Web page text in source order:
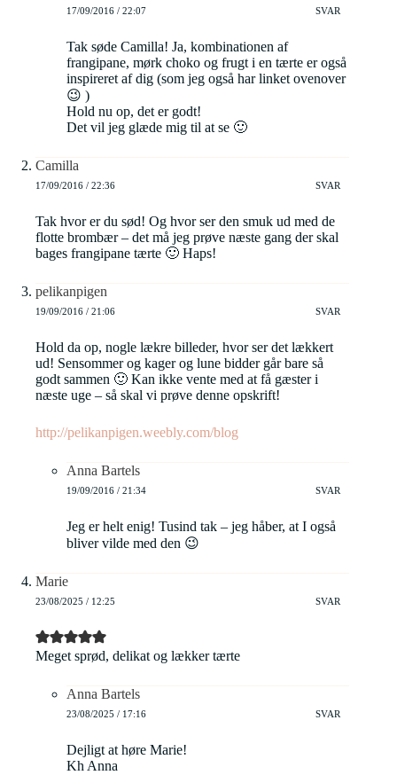
17/09/2016 / 22:07 SVAR
Tak søde Camilla! Ja, kombinationen af
frangipane, mørk choko og frugt i en tærte er også
inspireret af dig (som jeg også har linket ovenover
😉 )
Hold nu op, det er godt!
Det vil jeg glæde mig til at se 🙂
Camilla
17/09/2016 / 22:36 SVAR
Tak hvor er du sød! Og hvor ser den smuk ud med de
flotte brombær – det må jeg prøve næste gang der skal
bages frangipane tærte 🙂 Haps!
pelikanpigen
19/09/2016 / 21:06 SVAR
Hold da op, nogle lækre billeder, hvor ser det lækkert
ud! Sensommer og kager og lune bidder går bare så
godt sammen 🙂 Kan ikke vente med at få gæster i
næste uge – så skal vi prøve denne opskrift!
http://pelikanpigen.weebly.com/blog
Anna Bartels
19/09/2016 / 21:34 SVAR
Jeg er helt enig! Tusind tak – jeg håber, at I også
bliver vilde med den 😉
Marie
23/08/2025 / 12:25 SVAR
Meget sprød, delikat og lækker tærte
Anna Bartels
23/08/2025 / 17:16 SVAR
Dejligt at høre Marie!
Kh Anna